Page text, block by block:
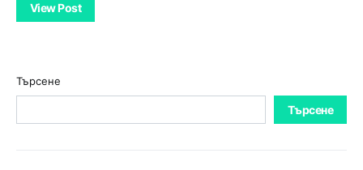
View Post
Търсене
Търсене